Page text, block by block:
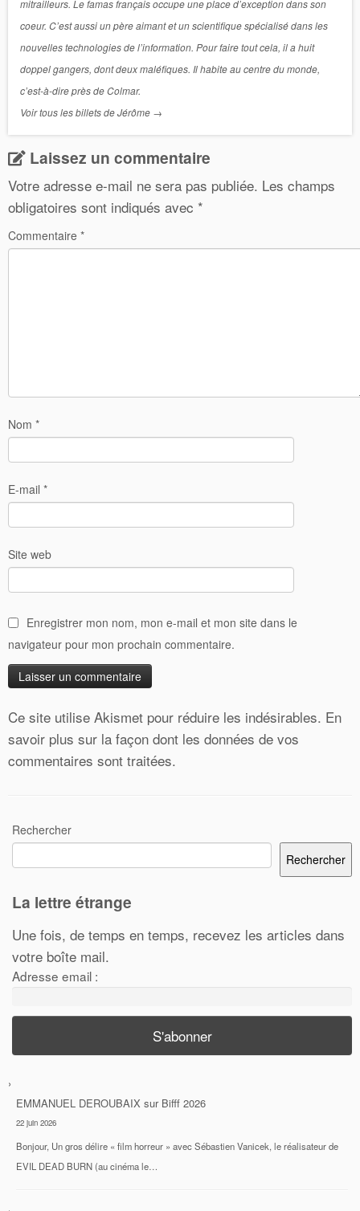
mitrailleurs. Le famas français occupe une place d’exception dans son
coeur. C’est aussi un père aimant et un scientifique spécialisé dans les
nouvelles technologies de l’information. Pour faire tout cela, il a huit
doppel gangers, dont deux maléfiques. Il habite au centre du monde,
c’est-à-dire près de Colmar.
Voir tous les billets de Jérôme →
Laissez un commentaire
Votre adresse e-mail ne sera pas publiée. Les champs
obligatoires sont indiqués avec *
Commentaire *
Nom *
E-mail *
Site web
Enregistrer mon nom, mon e-mail et mon site dans le
navigateur pour mon prochain commentaire.
Ce site utilise Akismet pour réduire les indésirables. En
savoir plus sur la façon dont les données de vos
commentaires sont traitées.
Rechercher
Rechercher
La lettre étrange
Une fois, de temps en temps, recevez les articles dans
votre boîte mail.
Adresse email :
EMMANUEL DEROUBAIX sur Bifff 2026
22 juin 2026
Bonjour, Un gros délire « film horreur » avec Sébastien Vanicek, le réalisateur de
EVIL DEAD BURN (au cinéma le…